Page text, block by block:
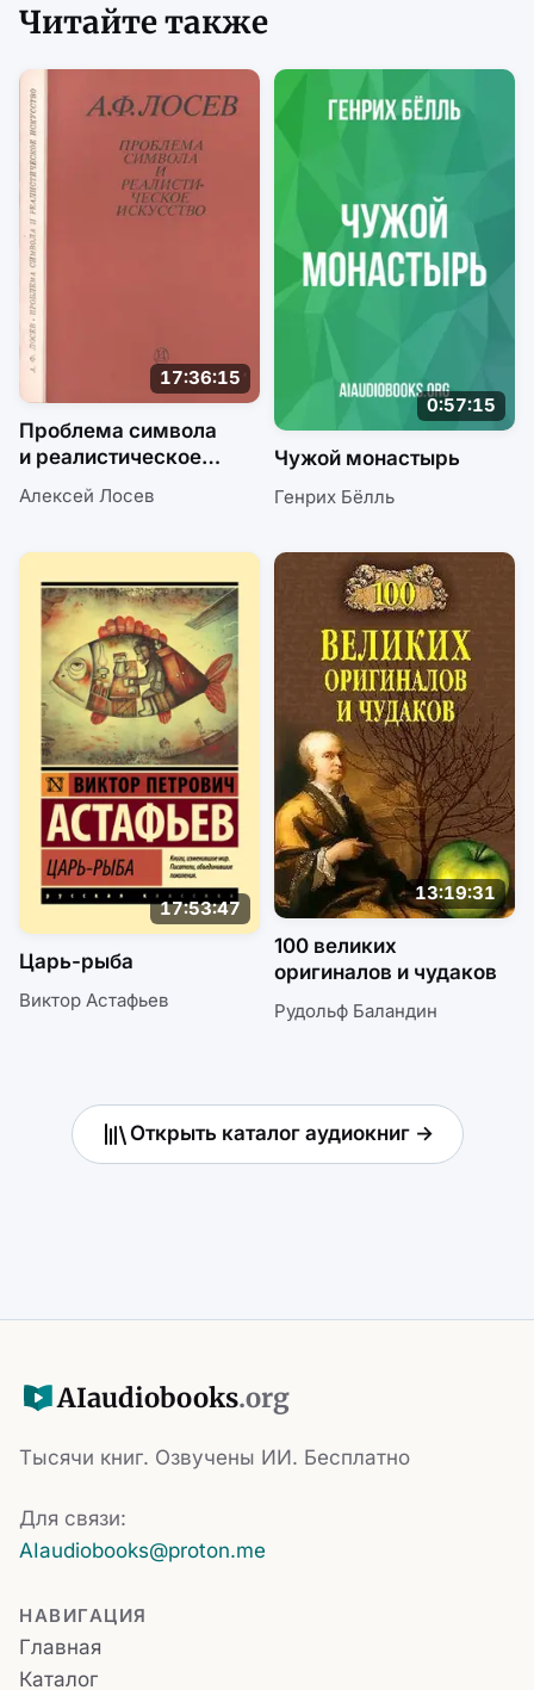
Читайте также
17:36:15
Проблема символа
и реалистическое
искусство
Алексей Лосев
0:57:15
Чужой монастырь
Генрих Бёлль
17:53:47
Царь-рыба
Виктор Астафьев
13:19:31
100 великих
оригиналов и чудаков
Рудольф Баландин
Открыть каталог аудиокниг →
AIaudiobooks.org
Тысячи книг. Озвучены ИИ. Бесплатно
Для связи:
AIaudiobooks@proton.me
НАВИГАЦИЯ
Главная
Каталог